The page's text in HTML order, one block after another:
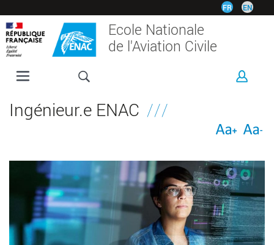
au
contenu
principal
FR EN
Ecole Nationale
de l'Aviation Civile
FORMATIONS
INTERNATIONAL
VIE ÉTUDIANTE
Ingénieur.e ENAC